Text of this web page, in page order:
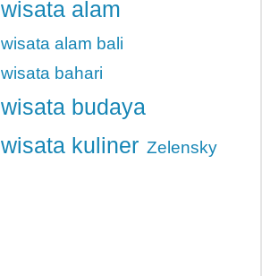
wisata alam
wisata alam bali
wisata bahari
wisata budaya
wisata kuliner Zelensky